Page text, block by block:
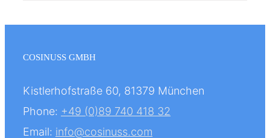
COSINUSS GMBH
Kistlerhofstraße 60, 81379 München
Phone: +49 (0)89 740 418 32
Email: info@cosinuss.com